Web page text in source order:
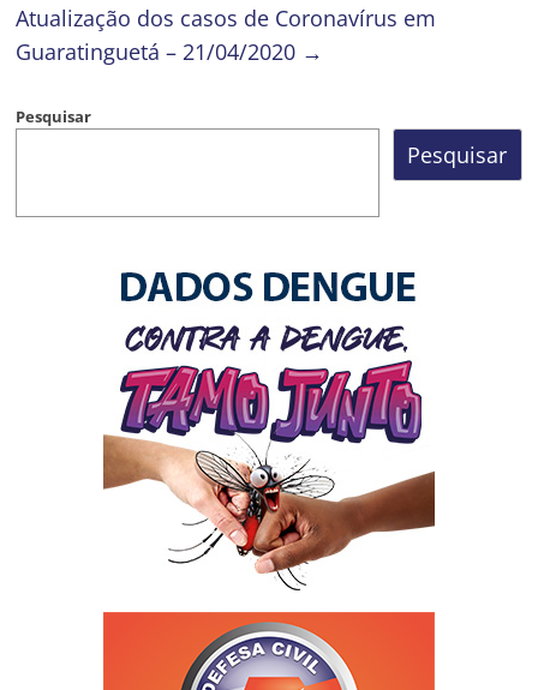
Atualização dos casos de Coronavírus em
Guaratinguetá – 21/04/2020 →
Pesquisar
Pesquisar